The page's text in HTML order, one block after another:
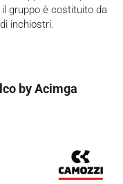
gruppo è costituito da
inchiostri.
by Acimga